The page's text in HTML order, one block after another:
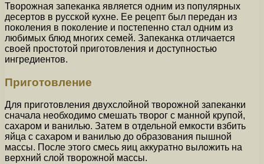
Творожная запеканка является одним из популярных
десертов в русской кухне. Ее рецепт был передан из
поколения в поколение и постепенно стал одним из
любимых блюд многих семей. Запеканка отличается
своей простотой приготовления и доступностью
ингредиентов.
Приготовление
Для приготовления двухслойной творожной запеканки
сначала необходимо смешать творог с манной крупой,
сахаром и ванилью. Затем в отдельной емкости взбить
яйца с сахаром и ванилью до образования пышной
массы. После этого смесь яиц аккуратно выложить на
верхний слой творожной массы.